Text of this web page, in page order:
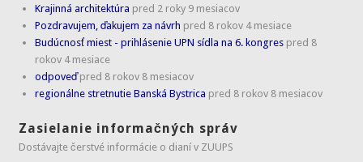
Krajinná architektúra pred 2 roky 9 mesiacov
Pozdravujem, ďakujem za návrh pred 8 rokov 4 mesiace
Budúcnosť miest - prihlásenie UPN sídla na 6. kongres pred 8
rokov 4 mesiace
odpoveď pred 8 rokov 8 mesiacov
regionálne stretnutie Banská Bystrica pred 8 rokov 8 mesiacov
Zasielanie informačných správ
Dostávajte čerstvé informácie o dianí v ZUUPS